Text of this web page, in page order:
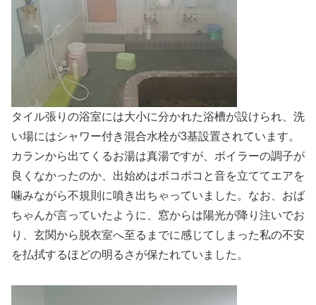
タイル張りの浴室には大小に分かれた浴槽が設けられ、洗
い場にはシャワー付き混合水栓が3基設置されています。
カランから出てくるお湯は真湯ですが、ボイラーの調子が
良くなかったのか、出始めはボコボコと音を立ててエアを
噛みながら不規則に噴き出ちゃっていました。なお、おば
ちゃんが言っていたように、窓からは陽光が降り注いでお
り、玄関から脱衣室へ至るまでに感じてしまった私の不安
を払拭するほどの明るさが保たれていました。